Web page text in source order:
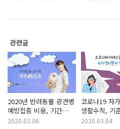
관련글
2020년 반려동물 광견병
예방접종 비용, 기간
안내!
2020.03.06
코로나19 자
생활수칙, 기
2020.03.04